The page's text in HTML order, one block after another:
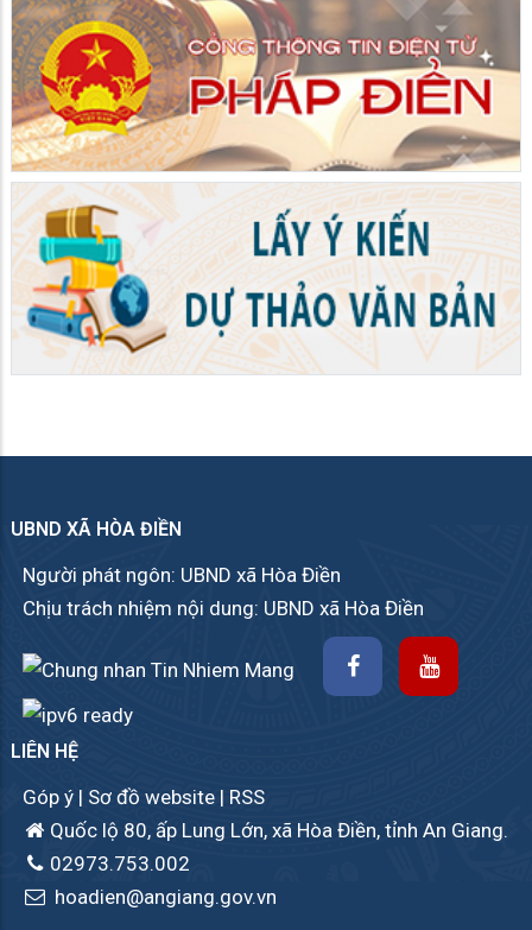
UBND XÃ HÒA ĐIỀN
Người phát ngôn: UBND xã Hòa Điền
Chịu trách nhiệm nội dung: UBND xã Hòa Điền
LIÊN HỆ
Góp ý | Sơ đồ website | RSS
Quốc lộ 80, ấp Lung Lớn, xã Hòa Điền, tỉnh An Giang.
02973.753.002
hoadien@angiang.gov.vn